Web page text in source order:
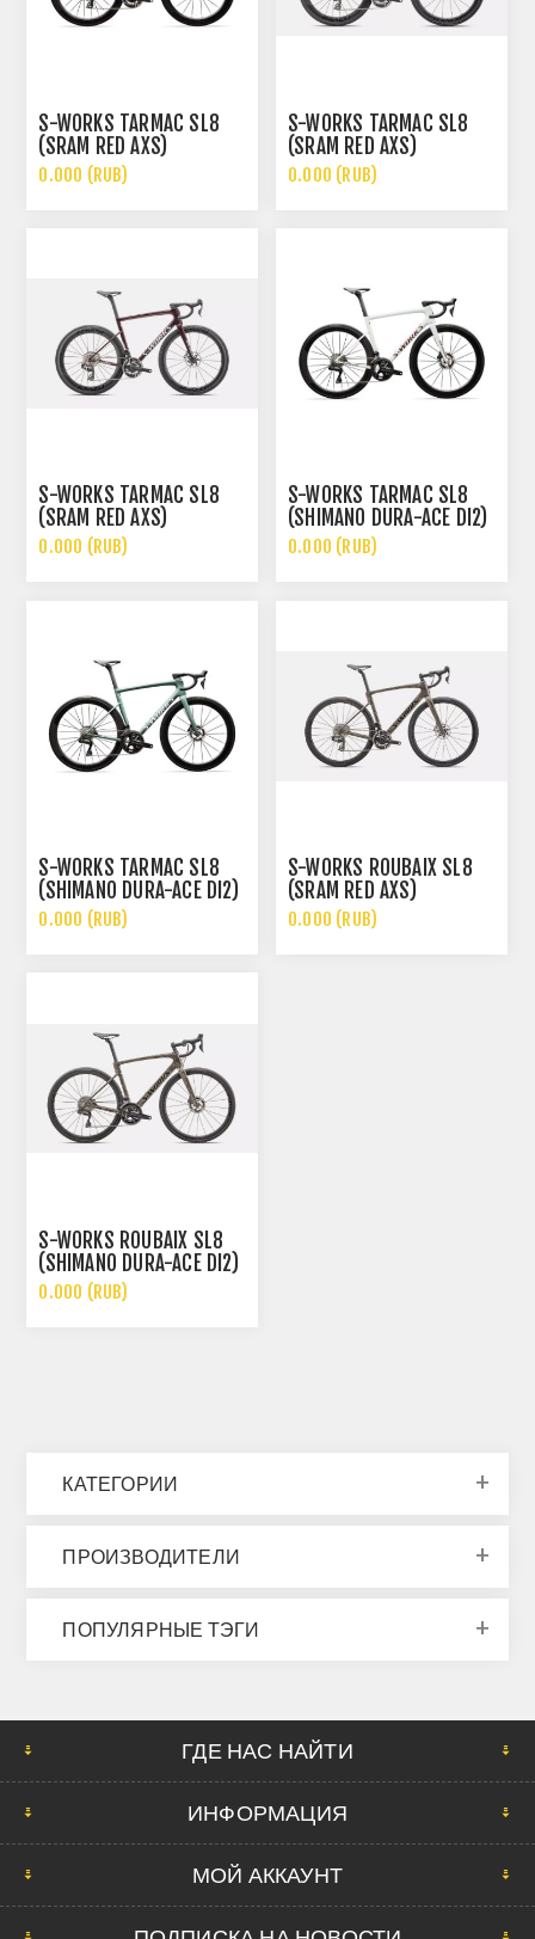
S-WORKS TARMAC SL8
(SRAM RED AXS)
0.000 (RUB)
S-WORKS TARMAC SL8
(SRAM RED AXS)
0.000 (RUB)
S-WORKS TARMAC SL8
(SRAM RED AXS)
0.000 (RUB)
S-WORKS TARMAC SL8
(SHIMANO DURA-ACE DI2)
0.000 (RUB)
S-WORKS TARMAC SL8
(SHIMANO DURA-ACE DI2)
0.000 (RUB)
S-WORKS ROUBAIX SL8
(SRAM RED AXS)
0.000 (RUB)
S-WORKS ROUBAIX SL8
(SHIMANO DURA-ACE DI2)
0.000 (RUB)
КАТЕГОРИИ
ПРОИЗВОДИТЕЛИ
ПОПУЛЯРНЫЕ ТЭГИ
ГДЕ НАС НАЙТИ
ИНФОРМАЦИЯ
МОЙ АККАУНТ